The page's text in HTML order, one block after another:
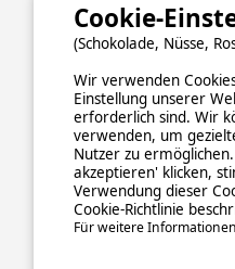
Cookie-
(Schokolade, Nüsse,
Wir verwenden
Einstellung unserer
erforderlich sind. Wir
verwenden, um
Nutzer zu
akzeptieren' klicken,
Verwendung dieser
Cookie-Richtlinie
Für weitere